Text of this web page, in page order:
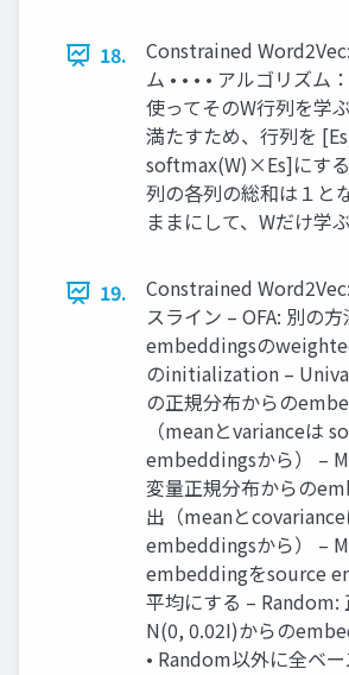
18.
Constrained
ム • • • • アルゴリズム
使ってそのW行列を学
満たすため、行列を
softmax(W)×Es]にす
列の各列の総和は１と
ままにして、Wだけ学
19.
Constrained
スライン – OFA: 別の
embeddingsの
のinitialization –
の正規分布からの
（meanとvarianceは
embeddingsから） –
変量正規分布からの
出（meanと
embeddingsから） –
embeddingをsource
平均にする – Random:
N(0, 0.02I)からの
• Random以外に全ベ